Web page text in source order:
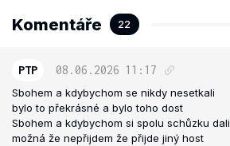
Komentáře 22
PTP 08.06.2026 11:17
Sbohem a kdybychom se nikdy nesetkali
bylo to překrásné a bylo toho dost
Sbohem a kdybychom si spolu schůzku dali
možná že nepřijdem že přijde jiný host